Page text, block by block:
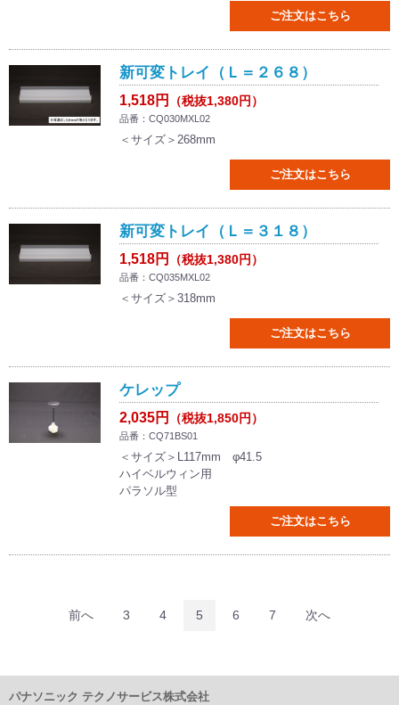
ご注文はこちら
新可変トレイ（Ｌ＝２６８）
1,518円 （税抜1,380円）
品番：CQ030MXL02
＜サイズ＞268mm
ご注文はこちら
新可変トレイ（Ｌ＝３１８）
1,518円 （税抜1,380円）
品番：CQ035MXL02
＜サイズ＞318mm
ご注文はこちら
ケレップ
2,035円 （税抜1,850円）
品番：CQ71BS01
＜サイズ＞L117mm φ41.5
ハイベルウィン用
パラソル型
ご注文はこちら
前へ 3 4 5 6 7 次へ
パナソニック テクノサービス株式会社